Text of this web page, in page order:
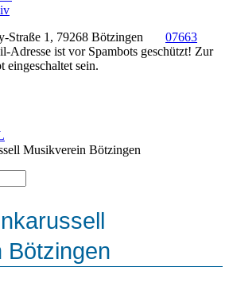
Straße 1, 79268 Bötzingen
07663
Adresse ist vor Spambots geschützt! Zur
eingeschaltet sein.
Musikverein Bötzingen
Bötzingen